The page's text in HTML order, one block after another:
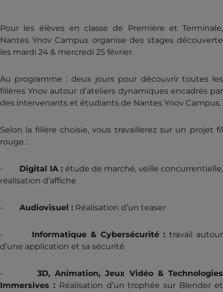
Pour les élèves en classe de Première et Terminale,
Nantes Ynov Campus organise des stages découverte
les mardi 24 & mercredi 25 février.
Au programme : deux jours pour découvrir toutes les
filières Ynov autour d’ateliers dynamiques encadrés par
des intervenants et étudiants de Nantes Ynov Campus.
Selon la filière choisie, vous travaillerez sur un projet fil
rouge :
- Digital IA : étude de marché, veille concurrentielle,
réalisation d’affiche
- Audiovisuel : Réalisation d’un teaser
- Informatique & Cybersécurité : travail autour
d’une application et sa sécurité
-
3D, Animation, Jeux Vidéo & Technologies
Immersives : Réalisation d’un trophée sur Blender et